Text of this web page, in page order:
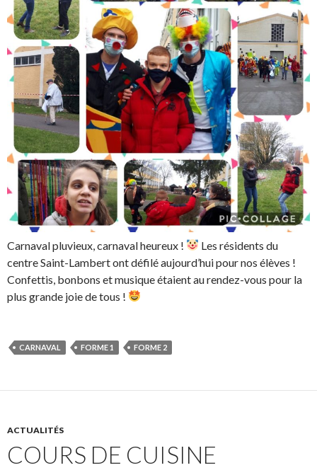
Carnaval pluvieux, carnaval heureux !
Les résidents du
centre Saint-Lambert ont défilé aujourd’hui pour nos élèves !
Confettis, bonbons et musique étaient au rendez-vous pour la
plus grande joie de tous !
CARNAVAL FORME 1 FORME 2
ACTUALITÉS
COURS DE CUISINE